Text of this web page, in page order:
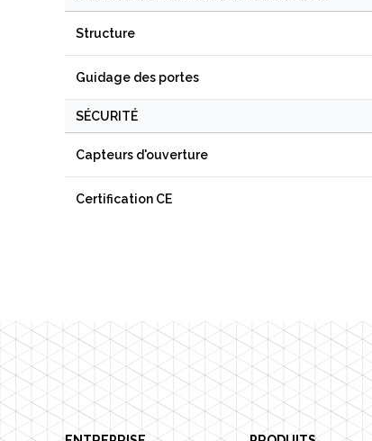
Structure
Guidage des portes
SÉCURITÉ
Capteurs d'ouverture
Certification CE
Footer